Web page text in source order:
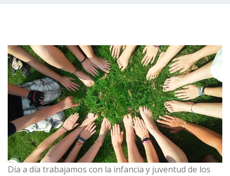
Día a día trabajamos con la infancia y juventud de los